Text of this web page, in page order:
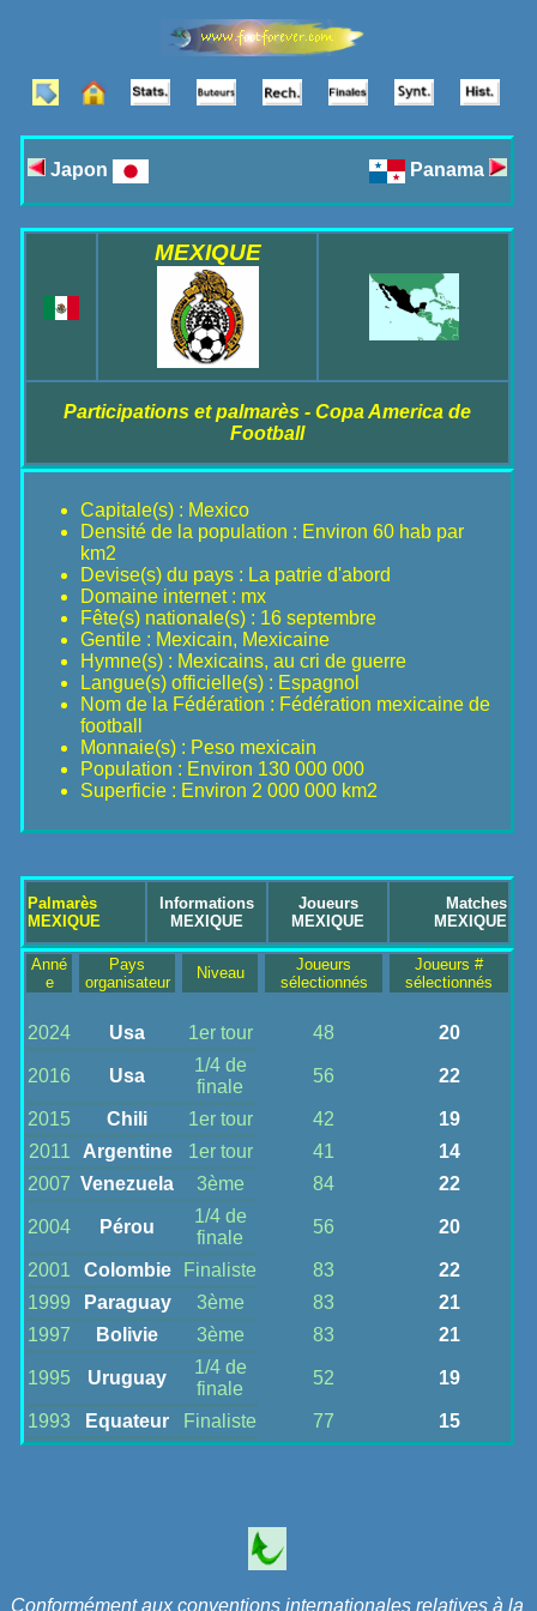
Japon Panama
MEXIQUE
Participations et palmarès - Copa America de
Football
Capitale(s) : Mexico
Densité de la population : Environ 60 hab par
km2
Devise(s) du pays : La patrie d'abord
Domaine internet : mx
Fête(s) nationale(s) : 16 septembre
Gentile : Mexicain, Mexicaine
Hymne(s) : Mexicains, au cri de guerre
Langue(s) officielle(s) : Espagnol
Nom de la Fédération : Fédération mexicaine de
football
Monnaie(s) : Peso mexicain
Population : Environ 130 000 000
Superficie : Environ 2 000 000 km2
Palmarès
MEXIQUE
Informations
MEXIQUE
Joueurs
MEXIQUE
Matches
MEXIQUE
Anné
e
Pays
organisateur
Niveau
Joueurs
sélectionnés
Joueurs #
sélectionnés
2024 Usa 1er tour 48 20
2016 Usa
1/4 de
finale
56 22
2015 Chili 1er tour 42
19
2011
Argentine 1er tour 41
14
2007 Venezuela 3ème 84 22
2004 Pérou
1/4 de
finale
56 20
2001 Colombie Finaliste 83
22
1999
Paraguay 3ème 83
21
1997
Bolivie 3ème 83 21
1995 Uruguay
1/4 de
finale
52 19
1993 Equateur Finaliste 77 15
Conformément aux conventions internationales relatives à la